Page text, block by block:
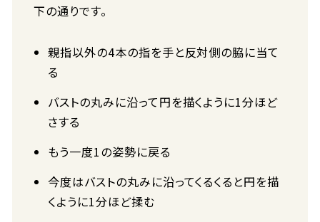
下の通りです。
親指以外の4本の指を手と反対側の脇に当て
る
バストの丸みに沿って円を描くように1分ほど
さする
もう一度1の姿勢に戻る
今度はバストの丸みに沿ってくるくると円を描
くように1分ほど揉む